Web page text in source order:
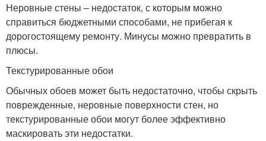
Неровные стены – недостаток, с которым можно
справиться бюджетными способами, не прибегая к
дорогостоящему ремонту. Минусы можно превратить в
плюсы.
Текстурированные обои
Обычных обоев может быть недостаточно, чтобы скрыть
поврежденные, неровные поверхности стен, но
текстурированные обои могут более эффективно
маскировать эти недостатки.